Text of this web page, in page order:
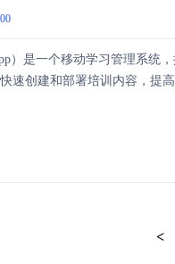
）是一个移动学习管理系统
速创建和部署培训内容，提
<